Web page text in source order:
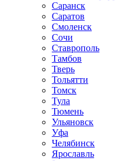
Саранск
Саратов
Смоленск
Сочи
Ставрополь
Тамбов
Тверь
Тольятти
Томск
Тула
Тюмень
Ульяновск
Уфа
Челябинск
Ярославль